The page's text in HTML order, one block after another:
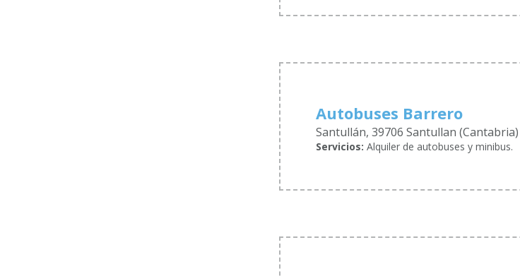
Autobuses Barrero
Santullán, 39706 Santullan (Cantabria)
Servicios: Alquiler de autobuses y minibus.